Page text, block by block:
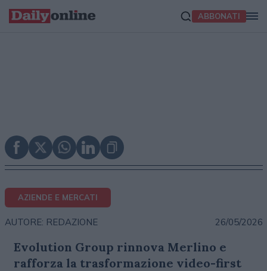
ABBONATI
AZIENDE E MERCATI
AUTORE: REDAZIONE 26/05/2026
Evolution Group rinnova Merlino e
rafforza la trasformazione video-first